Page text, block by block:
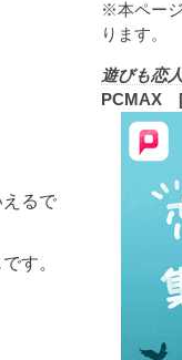
るで
す。
※本ペー
ります。
遊びも恋
PCMAX